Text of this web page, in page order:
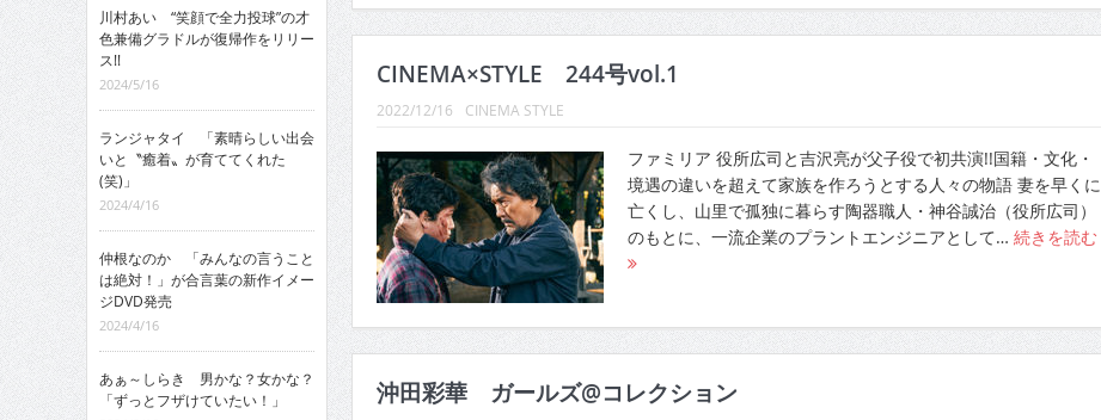
CINEMA×STYLE 244号vol.1
2022/12/16 CINEMA STYLE
ファミリア 役所広司と吉沢亮が父子役で初共演!!国籍・文化・
境遇の違いを超えて家族を作ろうとする人々の物語 妻を早くに
亡くし、山里で孤独に暮らす陶器職人・神谷誠治（役所広司）
のもとに、一流企業のプラントエンジニアとして… 続きを読む
沖田彩華 ガールズ@コレクション
川村あい “笑顔で全力投球”の才
色兼備グラドルが復帰作をリリー
ス!!
2024/5/16
ランジャタイ 「素晴らしい出会
いと〝癒着〟が育ててくれた
(笑)」
2024/4/16
仲根なのか 「みんなの言うこと
は絶対！」が合言葉の新作イメー
ジDVD発売
2024/4/16
あぁ～しらき 男かな？女かな？
「ずっとフザけていたい！」